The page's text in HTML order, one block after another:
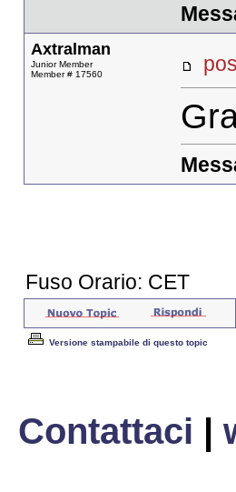
Axtralman
Junior Member
Member # 17560
Fuso Orario: CET
Versione stampabile di questo topic
Contattaci |